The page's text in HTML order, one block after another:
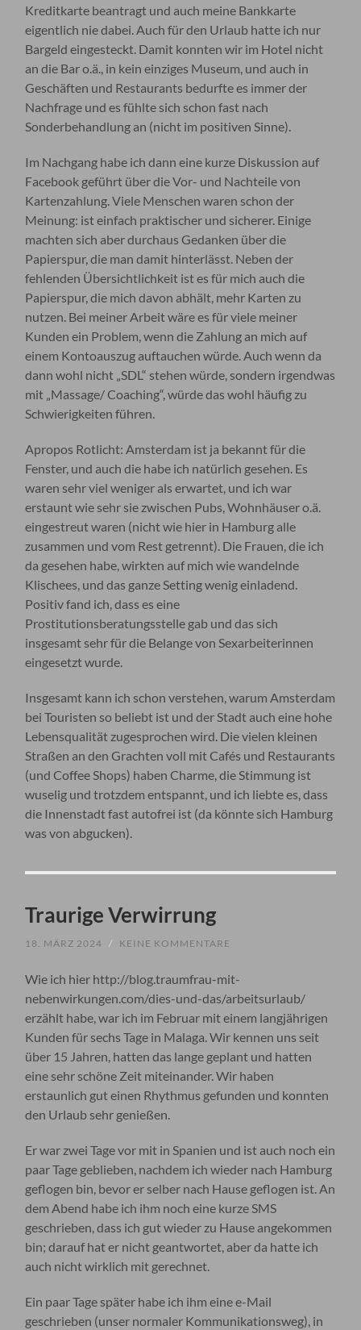
Kreditkarte beantragt und auch meine Bankkarte
eigentlich nie dabei. Auch für den Urlaub hatte ich nur
Bargeld eingesteckt. Damit konnten wir im Hotel nicht
an die Bar o.ä., in kein einziges Museum, und auch in
Geschäften und Restaurants bedurfte es immer der
Nachfrage und es fühlte sich schon fast nach
Sonderbehandlung an (nicht im positiven Sinne).
Im Nachgang habe ich dann eine kurze Diskussion auf
Facebook geführt über die Vor- und Nachteile von
Kartenzahlung. Viele Menschen waren schon der
Meinung: ist einfach praktischer und sicherer. Einige
machten sich aber durchaus Gedanken über die
Papierspur, die man damit hinterlässt. Neben der
fehlenden Übersichtlichkeit ist es für mich auch die
Papierspur, die mich davon abhält, mehr Karten zu
nutzen. Bei meiner Arbeit wäre es für viele meiner
Kunden ein Problem, wenn die Zahlung an mich auf
einem Kontoauszug auftauchen würde. Auch wenn da
dann wohl nicht „SDL“ stehen würde, sondern irgendwas
mit „Massage/ Coaching“, würde das wohl häufig zu
Schwierigkeiten führen.
Apropos Rotlicht: Amsterdam ist ja bekannt für die
Fenster, und auch die habe ich natürlich gesehen. Es
waren sehr viel weniger als erwartet, und ich war
erstaunt wie sehr sie zwischen Pubs, Wohnhäuser o.ä.
eingestreut waren (nicht wie hier in Hamburg alle
zusammen und vom Rest getrennt). Die Frauen, die ich
da gesehen habe, wirkten auf mich wie wandelnde
Klischees, und das ganze Setting wenig einladend.
Positiv fand ich, dass es eine
Prostitutionsberatungsstelle gab und das sich
insgesamt sehr für die Belange von Sexarbeiterinnen
eingesetzt wurde.
Insgesamt kann ich schon verstehen, warum Amsterdam
bei Touristen so beliebt ist und der Stadt auch eine hohe
Lebensqualität zugesprochen wird. Die vielen kleinen
Straßen an den Grachten voll mit Cafés und Restaurants
(und Coffee Shops) haben Charme, die Stimmung ist
wuselig und trotzdem entspannt, und ich liebte es, dass
die Innenstadt fast autofrei ist (da könnte sich Hamburg
was von abgucken).
Traurige Verwirrung
18. MÄRZ 2024 / KEINE KOMMENTARE
Wie ich hier http://blog.traumfrau-mit-
nebenwirkungen.com/dies-und-das/arbeitsurlaub/
erzählt habe, war ich im Februar mit einem langjährigen
Kunden für sechs Tage in Malaga. Wir kennen uns seit
über 15 Jahren, hatten das lange geplant und hatten
eine sehr schöne Zeit miteinander. Wir haben
erstaunlich gut einen Rhythmus gefunden und konnten
den Urlaub sehr genießen.
Er war zwei Tage vor mit in Spanien und ist auch noch ein
paar Tage geblieben, nachdem ich wieder nach Hamburg
geflogen bin, bevor er selber nach Hause geflogen ist. An
dem Abend habe ich ihm noch eine kurze SMS
geschrieben, dass ich gut wieder zu Hause angekommen
bin; darauf hat er nicht geantwortet, aber da hatte ich
auch nicht wirklich mit gerechnet.
Ein paar Tage später habe ich ihm eine e-Mail
geschrieben (unser normaler Kommunikationsweg), in